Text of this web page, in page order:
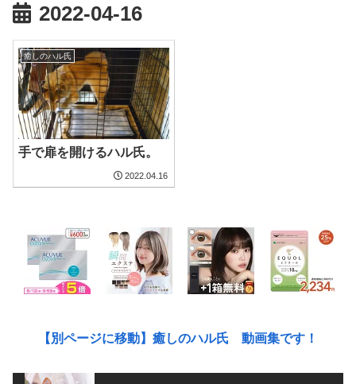
2022-04-16
癒しのハル氏
手で扉を開けるハル氏。
2022.04.16
【別ページに移動】癒しのハル氏 動画集です！